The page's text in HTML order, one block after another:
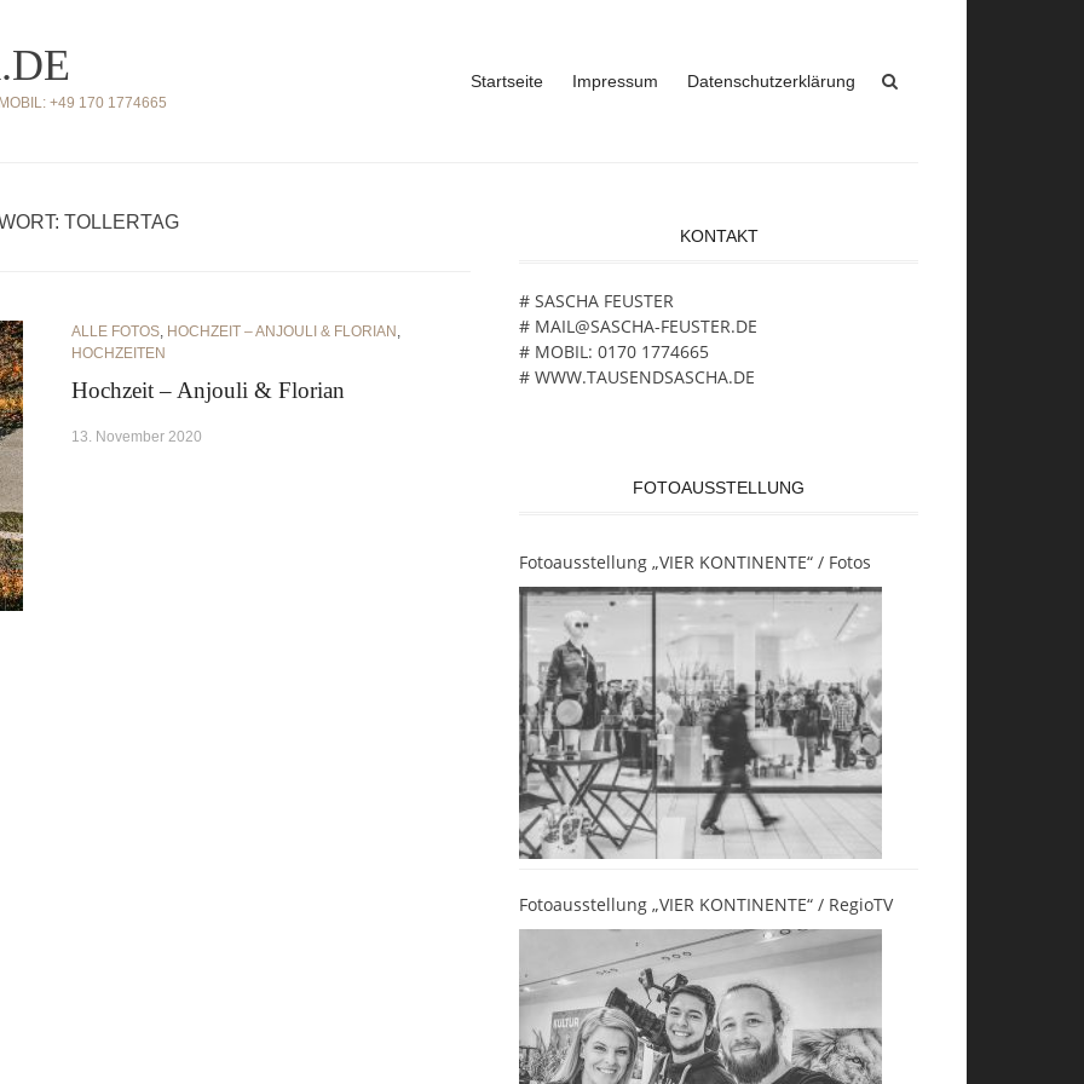
+49 170 1774665
Startseite Impressum Datenschutzerklärung
TOLLERTAG
ALLE FOTOS, HOCHZEIT – ANJOULI & FLORIAN ,
HOCHZEITEN
Hochzeit – Anjouli & Florian
13. November 2020
KONTAKT
# SASCHA FEUSTER
# MAIL@SASCHA-FEUSTER.DE
# MOBIL: 0170 1774665
# WWW.TAUSENDSASCHA.DE
FOTOAUSSTELLUNG
Fotoausstellung „VIER KONTINENTE“ / Fotos
Fotoausstellung „VIER KONTINENTE“ / RegioTV